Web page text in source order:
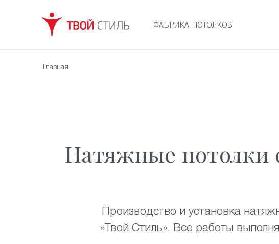
ФАБРИКА ПОТОЛКОВ
Главная
Натяжные потолки
Производство и установка
«Твой Стиль». Все работы